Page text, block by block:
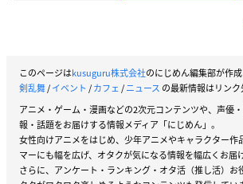
このページはkusuguru株式会社のにじめん編集部が作
剣乱舞/イベント /カフェ/ニュース の最新情報はリンク
アニメ・ゲーム・漫画などの2次元コンテンツや、声優
報・話題をお届けする情報メディア「にじめん」。
女性向けアニメをはじめ、少年アニメやキャラクター作
マーにも幅を広げ、オタクが気になる情報を幅広くお届
さらに、アンケート・ランキング・オタ活（推し活）お